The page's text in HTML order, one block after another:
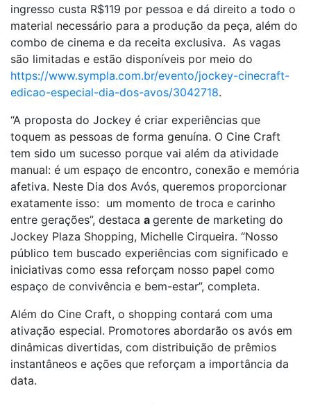
ingresso custa R$119 por pessoa e dá direito a todo o
material necessário para a produção da peça, além do
combo de cinema e da receita exclusiva. As vagas
são limitadas e estão disponíveis por meio do
https://www.sympla.com.br/evento/jockey-cinecraft-
edicao-especial-dia-dos-avos/3042718.
“A proposta do Jockey é criar experiências que
toquem as pessoas de forma genuína. O Cine Craft
tem sido um sucesso porque vai além da atividade
manual: é um espaço de encontro, conexão e memória
afetiva. Neste Dia dos Avós, queremos proporcionar
exatamente isso: um momento de troca e carinho
entre gerações”, destaca a gerente de marketing do
Jockey Plaza Shopping, Michelle Cirqueira. “Nosso
público tem buscado experiências com significado e
iniciativas como essa reforçam nosso papel como
espaço de convivência e bem-estar”, completa.
Além do Cine Craft, o shopping contará com uma
ativação especial. Promotores abordarão os avós em
dinâmicas divertidas, com distribuição de prêmios
instantâneos e ações que reforçam a importância da
data.